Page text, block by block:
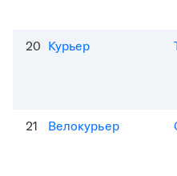
20 Курьер
21 Велокурьер